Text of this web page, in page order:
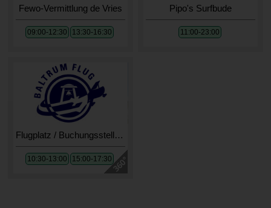
Fewo-Vermittlung de Vries
09:00-12:30 13:30-16:30
Pipo's Surfbude
11:00-23:00
Flugplatz / Buchungsstelle Inselflieger
10:30-13:00 15:00-17:30